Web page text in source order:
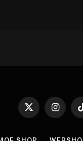
X
Instagram